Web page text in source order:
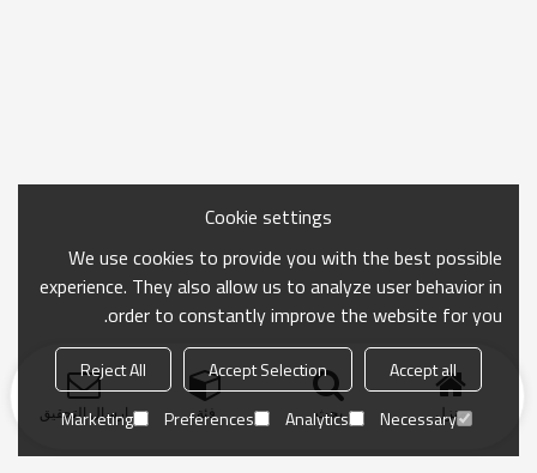
منزل بحث فئة ارسال التحقيق
Cookie settings
We use cookies to provide you with the best possible
experience. They also allow us to analyze user behavior in
order to constantly improve the website for you.
Accept all
Accept Selection
Reject All
Necessary
Analytics
Preferences
Marketing